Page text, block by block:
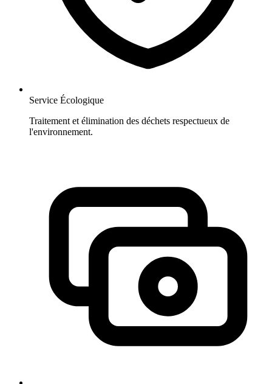
Service Écologique
Traitement et élimination des déchets respectueux de
l'environnement.